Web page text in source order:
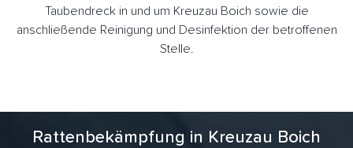
Taubendreck in und um Kreuzau Boich sowie die
anschließende Reinigung und Desinfektion der betroffenen
Stelle.
Rattenbekämpfung in Kreuzau Boich